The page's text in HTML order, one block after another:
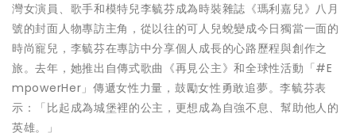
灣女演員、歌手和模特兒李毓芬成為時裝雜誌《瑪利嘉兒》八月
號的封面人物專訪主角，從以往的可人兒蛻變成今日獨當一面的
時尚寵兒，李毓芬在專訪中分享個人成長的心路歷程與創作之
旅。去年，她推出自傳式歌曲《再見公主》和全球性活動「#E
mpowerHer」傳遞女性力量，鼓勵女性勇敢追夢。李毓芬表
示：「比起成為城堡裡的公主，更想成為自強不息、幫助他人的
英雄。」